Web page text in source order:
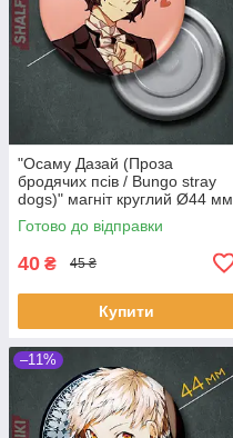
"Осаму Дазай (Проза
бродячих псів / Bungo stray
dogs)" магніт круглий Ø44 мм
Готово до відправки
40 ₴ 45 ₴
Купити
–11%